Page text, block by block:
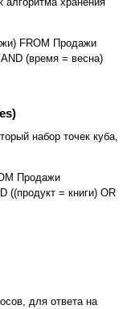
FROM Продажи
(время = весна)
набор точек куба,
Продажи
((продукт = книги) OR
для ответа на